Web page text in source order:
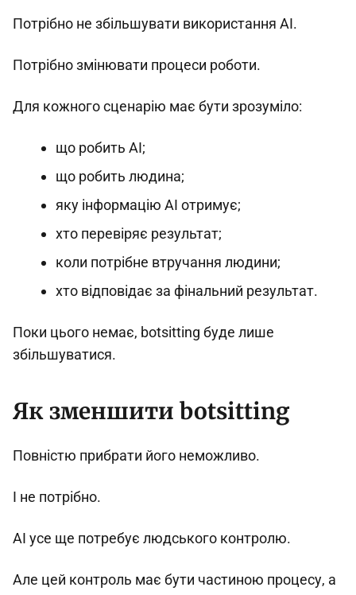
Потрібно не збільшувати використання AI.
Потрібно змінювати процеси роботи.
Для кожного сценарію має бути зрозуміло:
що робить AI;
що робить людина;
яку інформацію AI отримує;
хто перевіряє результат;
коли потрібне втручання людини;
хто відповідає за фінальний результат.
Поки цього немає, botsitting буде лише
збільшуватися.
Як зменшити botsitting
Повністю прибрати його неможливо.
І не потрібно.
AI усе ще потребує людського контролю.
Але цей контроль має бути частиною процесу, а